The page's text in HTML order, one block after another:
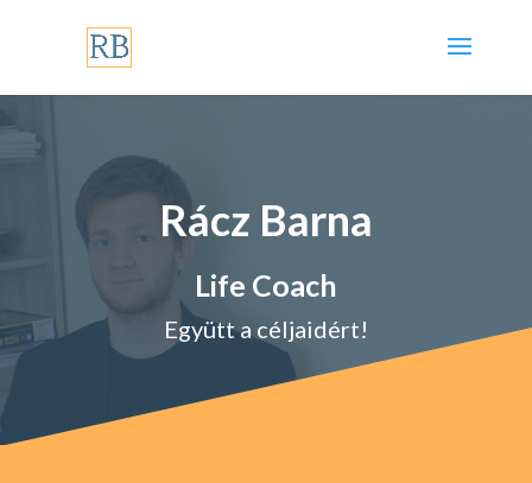
Rácz Barna
Life Coach
Együtt a céljaidért!